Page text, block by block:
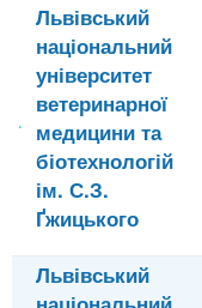
Львівський
національний
університет
ветеринарної
медицини та
біотехнологій
ім. С.З.
Ґжицького
Львівський